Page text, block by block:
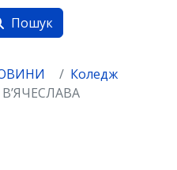
Пошук
Коледж